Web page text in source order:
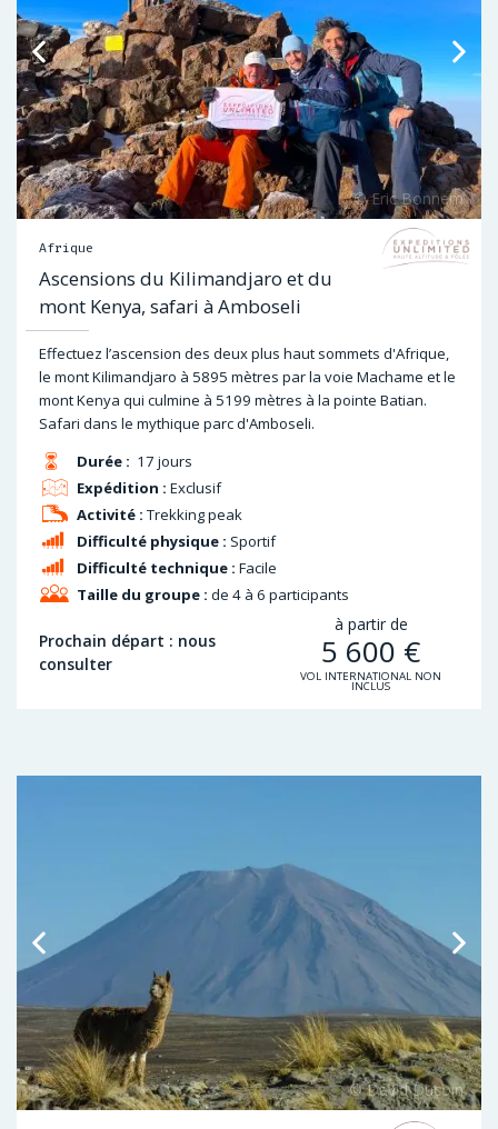
Afrique
Ascensions du Kilimandjaro et du
mont Kenya, safari à Amboseli
Effectuez l’ascension des deux plus haut sommets d'Afrique,
le mont Kilimandjaro à 5895 mètres par la voie Machame et le
mont Kenya qui culmine à 5199 mètres à la pointe Batian.
Safari dans le mythique parc d'Amboseli.
Durée : 17 jours
Difficulté physique : Sportif
Expédition : Exclusif
Difficulté technique : Facile
Activité : Trekking peak
Taille du groupe : de 4 à 6 participants
Prochain départ : nous
consulter
à partir de
5 600 €
VOL INTERNATIONAL NON
INCLUS